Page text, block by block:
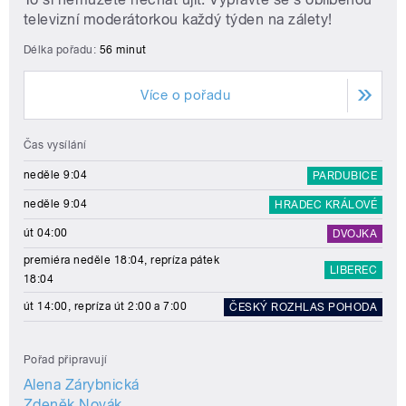
televizní moderátorkou každý týden na zálety!
Délka pořadu: 56 minut
Více o pořadu
Čas vysílání
neděle 9:04 PARDUBICE
neděle 9:04 HRADEC KRÁLOVÉ
út 04:00 DVOJKA
premiéra neděle 18:04, repríza pátek
18:04
LIBEREC
út 14:00, repríza út 2:00 a 7:00 ČESKÝ ROZHLAS POHODA
Pořad připravují
Alena Zárybnická